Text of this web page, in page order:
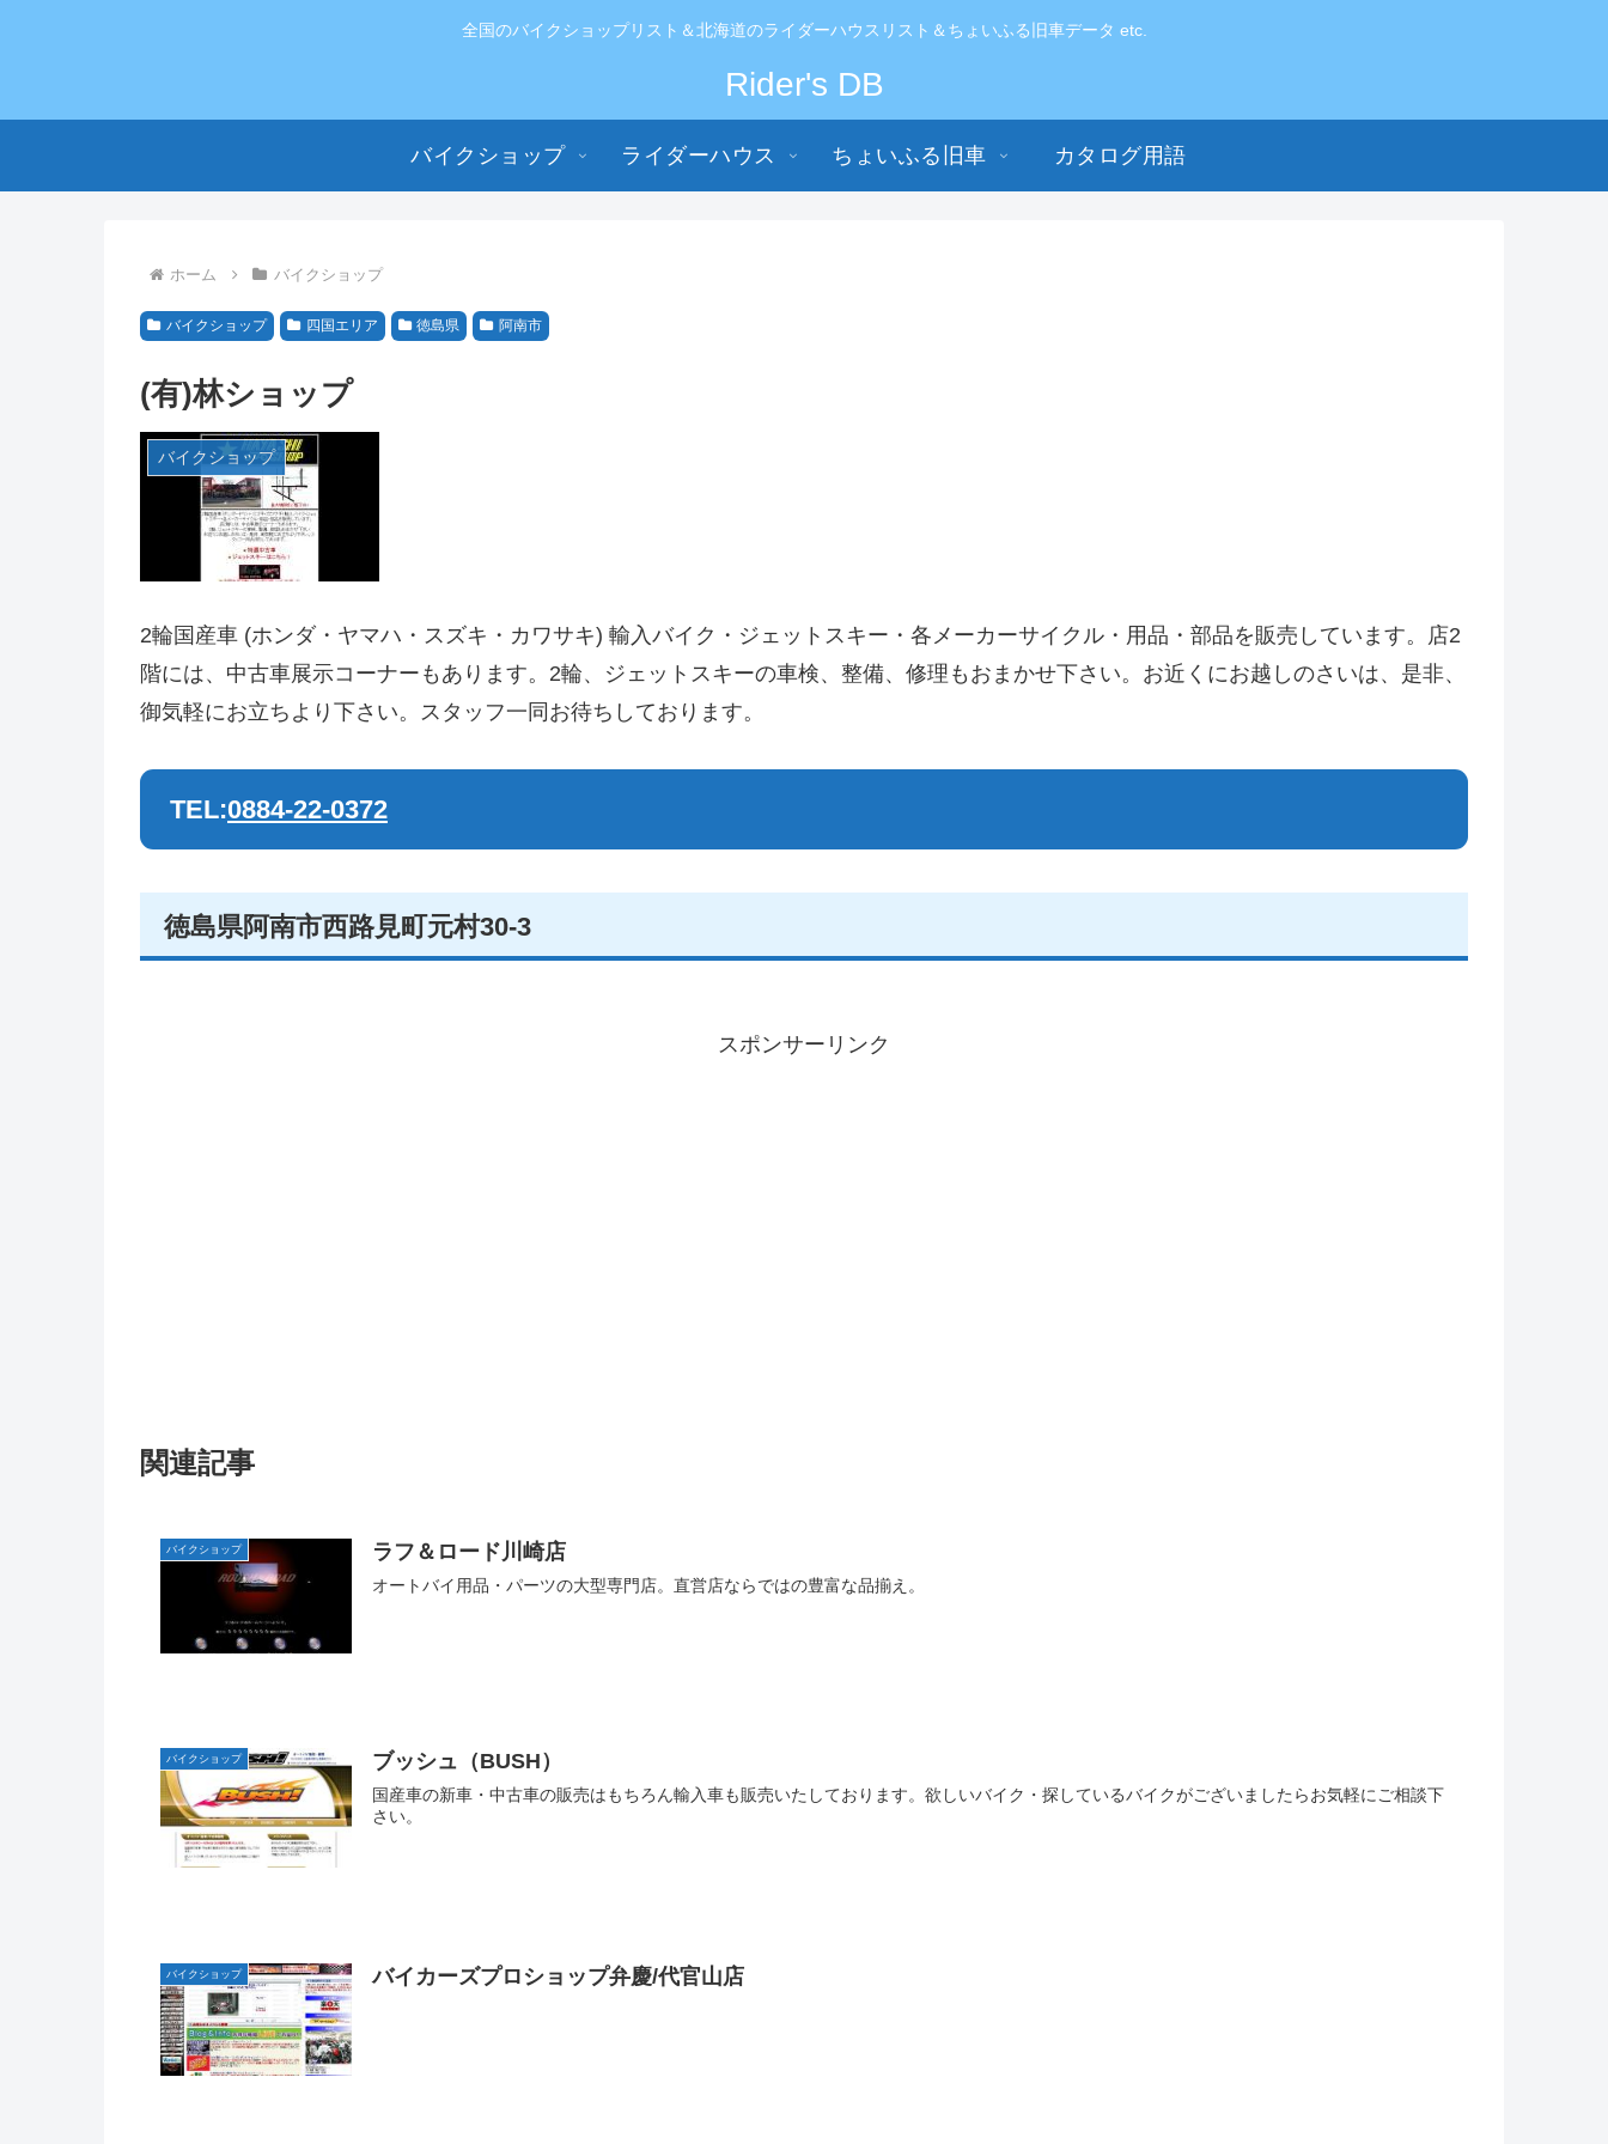
全国のバイクショップリスト＆北海道のライダーハウスリスト＆ちょいふる旧車データ etc.
Rider's DB
バイクショップ ライダーハウス ちょいふる旧車 カタログ用語
ホーム バイクショップ
バイクショップ 四国エリア 徳島県 阿南市
(有)林ショップ
バイクショップ
2輪国産車 (ホンダ・ヤマハ・スズキ・カワサキ) 輸入バイク・ジェットスキー・各メーカーサイクル・用品・部品を販売しています。店2
階には、中古車展示コーナーもあります。2輪、ジェットスキーの車検、整備、修理もおまかせ下さい。お近くにお越しのさいは、是非、
御気軽にお立ちより下さい。スタッフ一同お待ちしております。
TEL:0884-22-0372
徳島県阿南市西路見町元村30-3
スポンサーリンク
関連記事
バイクショップ ラフ＆ロード川崎店
オートバイ用品・パーツの大型専門店。直営店ならではの豊富な品揃え。
バイクショップ ブッシュ（BUSH）
国産車の新車・中古車の販売はもちろん輸入車も販売いたしております。欲しいバイク・探しているバイクがございましたらお気軽にご相談下
さい。
バイクショップ バイカーズプロショップ弁慶/代官山店